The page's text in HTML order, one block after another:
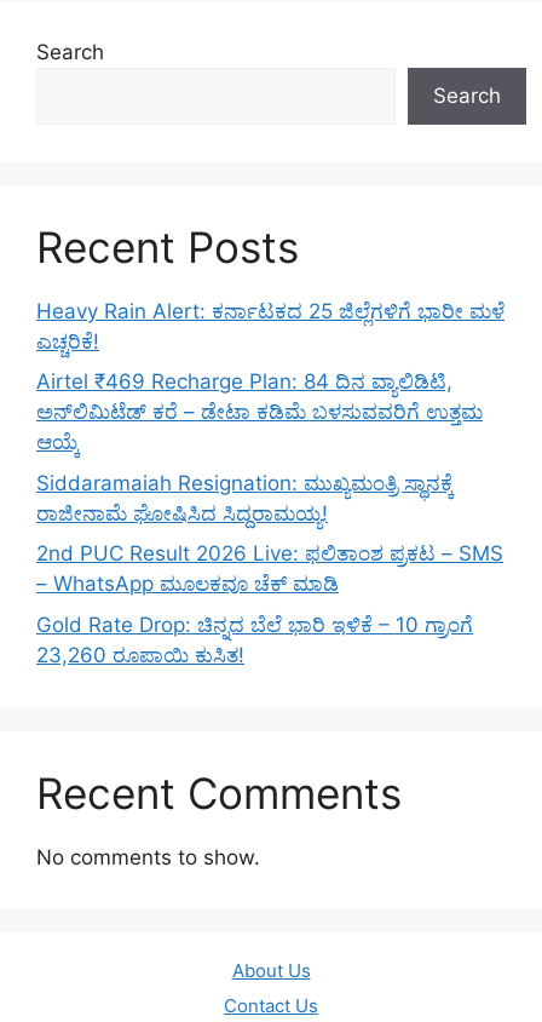
Search
Search
Recent Posts
Heavy Rain Alert: ಕರ್ನಾಟಕದ 25 ಜಿಲ್ಲೆಗಳಿಗೆ ಭಾರೀ ಮಳೆ
ಎಚ್ಚರಿಕೆ!
Airtel ₹469 Recharge Plan: 84 ದಿನ ವ್ಯಾಲಿಡಿಟಿ,
ಅನ್‌ಲಿಮಿಟೆಡ್ ಕರೆ – ಡೇಟಾ ಕಡಿಮೆ ಬಳಸುವವರಿಗೆ ಉತ್ತಮ
ಆಯ್ಕೆ
Siddaramaiah Resignation: ಮುಖ್ಯಮಂತ್ರಿ ಸ್ಥಾನಕ್ಕೆ
ರಾಜೀನಾಮೆ ಘೋಷಿಸಿದ ಸಿದ್ದರಾಮಯ್ಯ!
2nd PUC Result 2026 Live: ಫಲಿತಾಂಶ ಪ್ರಕಟ – SMS
– WhatsApp ಮೂಲಕವೂ ಚೆಕ್ ಮಾಡಿ
Gold Rate Drop: ಚಿನ್ನದ ಬೆಲೆ ಭಾರಿ ಇಳಿಕೆ – 10 ಗ್ರಾಂಗೆ
23,260 ರೂಪಾಯಿ ಕುಸಿತ!
Recent Comments
No comments to show.
About Us
Contact Us